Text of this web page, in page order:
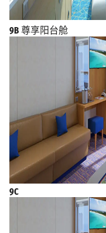
9B 尊享阳台舱
9C